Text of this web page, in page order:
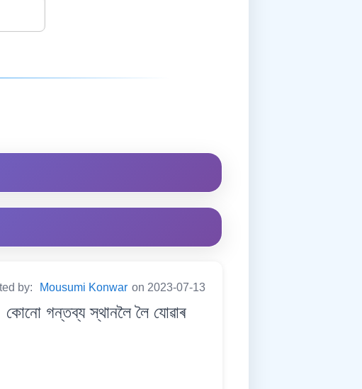
by: Mousumi Konwar on 2023-07-13
গন্তব্য স্থানলৈ লৈ যোৱাৰ